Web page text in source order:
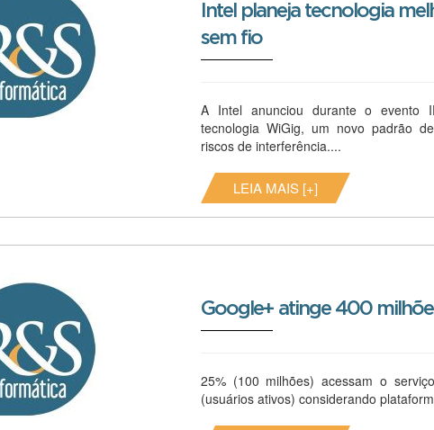
Intel planeja tecnologia
sem fio
A Intel anunciou durante o evento
tecnologia WiGig, um novo padrão
riscos de interferência....
LEIA MAIS [+]
Google+ atinge 400
25% (100 milhões) acessam o
(usuários ativos) considerando